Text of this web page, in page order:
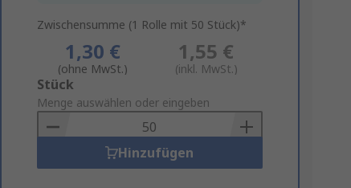
Zwischensumme (1 Rolle mit 50 Stück)*
1,30 €
(ohne MwSt.)
1,55 €
(inkl. MwSt.)
Add
to
Basket
Stück
Menge auswählen oder eingeben
Hinzufügen